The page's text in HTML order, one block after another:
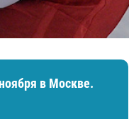
в Москве.